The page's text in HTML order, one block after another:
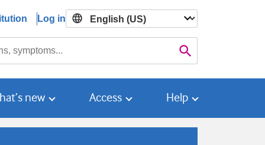
Log in

new Access Help